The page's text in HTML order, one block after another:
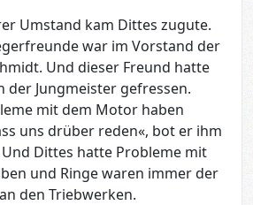
Umstand kam Dittes zugute.
war im Vorstand der
Und dieser Freund hatte
der Jungmeister gefressen.
mit dem Motor haben
uns drüber reden«, bot er ihm
Und Dittes hatte Probleme mit
und Ringe waren immer der
den Triebwerken.